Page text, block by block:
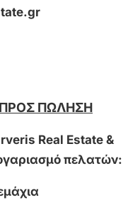
ΠΩΛΗΣΗ
Real Estate &
πελατών: